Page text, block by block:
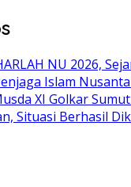
NU 2026,
Islam
XI Golkar
Situasi Berhasil